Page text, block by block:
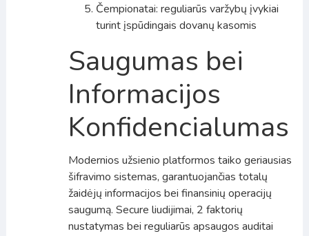
Čempionatai: reguliarūs varžybų įvykiai
turint įspūdingais dovanų kasomis
Saugumas bei
Informacijos
Konfidencialumas
Modernios užsienio platformos taiko geriausias
šifravimo sistemas, garantuojančias totalų
žaidėjų informacijos bei finansinių operacijų
saugumą. Secure liudijimai, 2 faktorių
nustatymas bei reguliarūs apsaugos auditai